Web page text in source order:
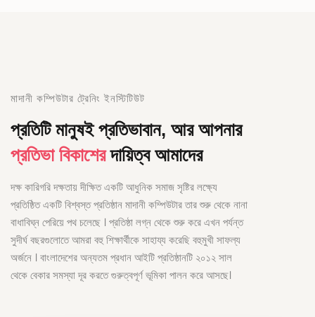
মাদানী কম্পিউটার ট্রেনিং ইনস্টিটিউট
প্রতিটি মানুষই প্রতিভাবান, আর আপনার
প্রতিভা বিকাশেরদায়িত্ব আমাদের
দক্ষ কারিগরি দক্ষতায় দীক্ষিত একটি আধুনিক সমাজ সৃষ্টির লক্ষ্যে
প্রতিষ্ঠিত একটি বিশ্বস্ত প্রতিষ্ঠান মাদানী কম্পিউটার তার শুরু থেকে নানা
বাধাবিঘ্ন পেরিয়ে পথ চলেছে । প্রতিষ্ঠা লগ্ন থেকে শুরু করে এখন পর্যন্ত
সুদীর্ঘ বছরগুলোতে আমরা বহু শিক্ষার্থীকে সাহায্য করেছি বহুমুখী সাফল্য
অর্জনে । বাংলাদেশের অন্যতম প্রধান আইটি প্রতিষ্ঠানটি ২০১২ সাল
থেকে বেকার সমস্যা দূর করতে গুরুত্বপূর্ণ ভূমিকা পালন করে আসছে।